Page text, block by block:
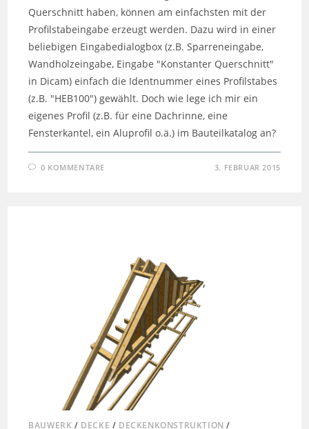
Querschnitt haben, können am einfachsten mit der
Profilstabeingabe erzeugt werden. Dazu wird in einer
beliebigen Eingabedialogbox (z.B. Sparreneingabe,
Wandholzeingabe, Eingabe "Konstanter Querschnitt"
in Dicam) einfach die Identnummer eines Profilstabes
(z.B. "HEB100") gewählt. Doch wie lege ich mir ein
eigenes Profil (z.B. für eine Dachrinne, eine
Fensterkantel, ein Aluprofil o.ä.) im Bauteilkatalog an?
0 KOMMENTARE 3. FEBRUAR 2015
BAUWERK / DECKE / DECKENKONSTRUKTION /